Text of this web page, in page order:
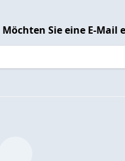
Möchten Sie eine E-